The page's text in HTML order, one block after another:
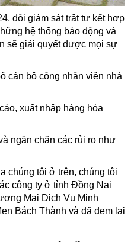
đội giám sát trật tự kết hợp
hệ thống báo động và
sẽ giải quyết được mọi sự
cán bộ công nhân viên nhà
xuất nhập hàng hóa
ngăn chặn các rủi ro như
chúng tôi ở trên, chúng tôi
công ty ở tỉnh Đồng Nai
Mại Dịch Vụ Minh
Bách Thành và đã đem lại